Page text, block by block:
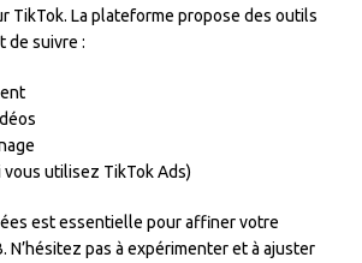
TikTok. La plateforme propose des outils
de suivre :
vous utilisez TikTok Ads)
est essentielle pour affiner votre
N’hésitez pas à expérimenter et à ajuster